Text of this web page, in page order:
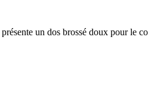
un dos brossé doux pour le